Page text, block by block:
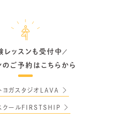
レッスンも受付中 ／
のご予約はこちらから
ヨガスタジオLAVA
クールFIRSTSHIP